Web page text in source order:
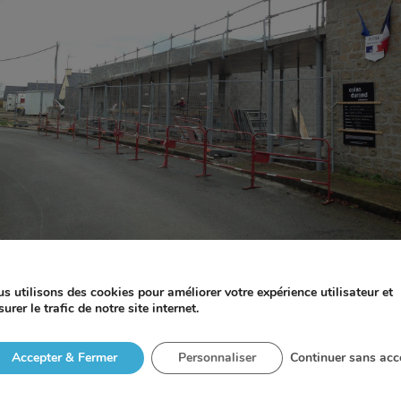
œuvre de l’extension de l’école Montafilan à Plélan-Le-
béton ceinturant la façade forme un préau,
(vrd et ravalement) pour achever la première phase
utilisons des cookies pour améliorer votre expérience utilisateur et
le trafic de notre site internet.
Accepter & Fermer Continuer sans
Personnaliser